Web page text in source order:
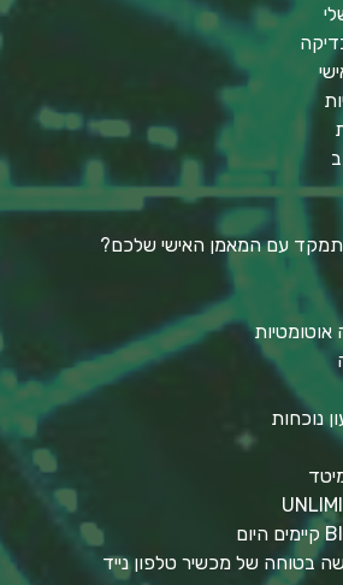
עם המאמן האישי שלכם?
אוטומטיות
נוכחות
בטוחה של מכשיר טלפון נייד